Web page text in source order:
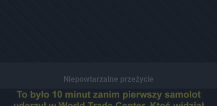
Niepowtarzalne przeżycie